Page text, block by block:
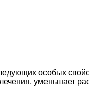
особых
уменьшает